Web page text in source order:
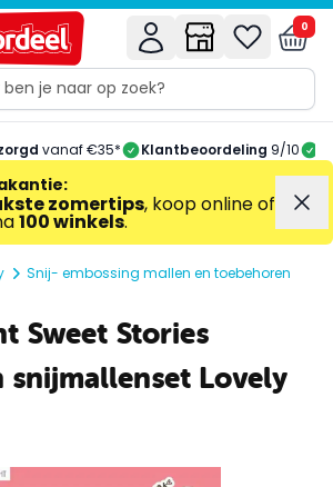
0
vanaf €35* Klantbeoordeling 9/10
:
zomertips, koop online of
100 winkels.
Snij- embossing mallen en toebehoren
Sweet Stories
snijmallenset Lovely